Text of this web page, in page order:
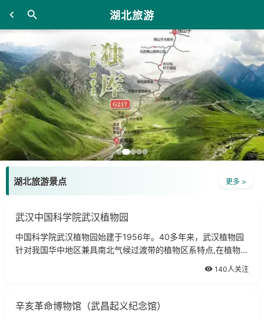
湖北旅游
湖北旅游景点 更多 >
武汉中国科学院武汉植物园
中国科学院武汉植物园始建于1956年。40多年来，武汉植物园
针对我国华中地区兼具南北气候过渡带的植物区系特点,在植物分
为我国生物学基础研究、植物资源保护与开发利用、生态环境建
在区域植
140人关注
辛亥革命博物馆（武昌起义纪念馆）